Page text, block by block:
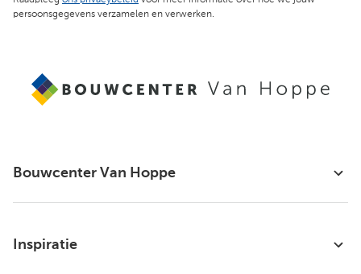
persoonsgegevens verzamelen en verwerken.
Bouwcenter Van Hoppe
Inspiratie